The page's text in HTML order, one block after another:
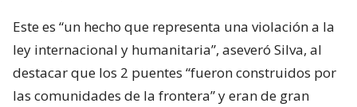
Este es “un hecho que representa una violación a la
ley internacional y humanitaria”, aseveró Silva, al
destacar que los 2 puentes “fueron construidos por
las comunidades de la frontera” y eran de gran